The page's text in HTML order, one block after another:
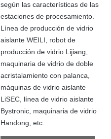
según las características de las
estaciones de procesamiento.
Línea de producción de vidrio
aislante WEILI, robot de
producción de vidrio Lijiang,
maquinaria de vidrio de doble
acristalamiento con palanca,
máquinas de vidrio aislante
LiSEC, línea de vidrio aislante
Bystronic, maquinaria de vidrio
Handong, etc.